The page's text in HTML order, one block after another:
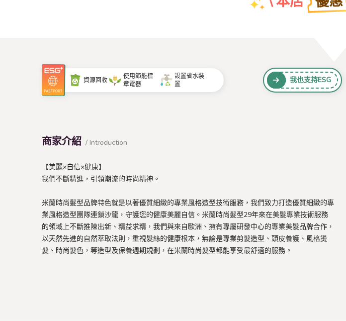
查看本店
資源回收
使用節能標
章電器
設置省水裝
置
我也支持ESG
商家介紹 / Introduction
【美麗×自信×健康】
我們不斷精進，引領潮流的時尚精神。
米蘭時尚髮型品牌特色就是以著優質細緻的專業風格造型技術服務，我們致力打造優質細緻的專
業風格造型團隊連鎖沙龍，守護您的健康美麗自信。米蘭時尚髮型29年來在美髮專業技術服務
的領域上不斷推陳出新、精益求精，我們與來自歐洲、擁有專屬研發中心的專業美髮品牌合作，
以天然先進的自然萃取法則，重視髮絲的健康根本，無論是專業剪髮造型、頭皮養護、風格燙
髮、時尚髮色，等造型及保養週期規劃，在米蘭時尚髮型都能享受最舒適的服務。